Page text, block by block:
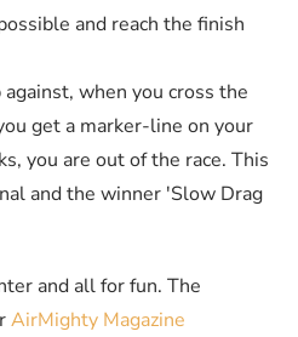
and reach the finish
when you cross the
get a marker-line on your
you are out of the race. This
and the winner 'Slow Drag
and all for fun. The
AirMighty Magazine